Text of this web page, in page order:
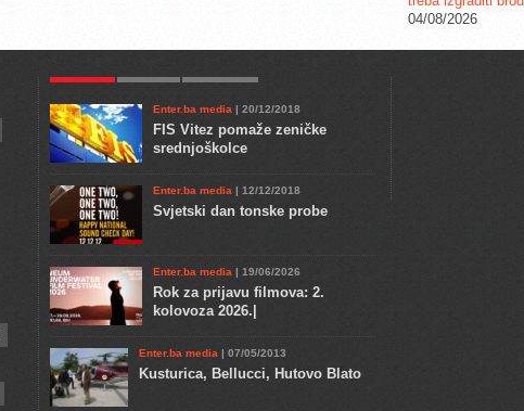
04/08/2026
Enter.ba media | 20/12/2018
FIS Vitez pomaže zeničke
srednjoškolce
Enter.ba media | 12/12/2018
Svjetski dan tonske probe
Enter.ba media | 19/06/2026
Rok za prijavu filmova: 2.
kolovoza 2026.|
Enter.ba media | 07/05/2013
Kusturica, Bellucci, Hutovo Blato